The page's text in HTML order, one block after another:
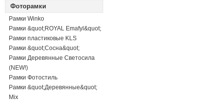
Фоторамки
Рамки Winko
Рамки &quot;ROYAL Emafyl&quot;
Рамки пластиковые KLS
Рамки &quot;Сосна&quot;
Рамки Деревянные Светосила
(NEW!)
Рамки Фотостиль
Рамки &quot;Деревянные&quot;
Mix